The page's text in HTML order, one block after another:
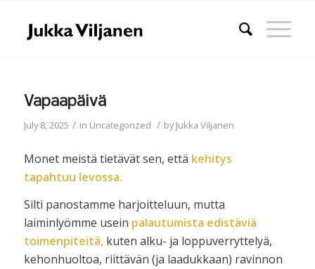
Vapaapäivä
July 8, 2025 / in Uncategorized / byJukka Viljanen
Monet meistä tietävät sen, että kehitys
tapahtuu levossa.
Silti panostamme harjoitteluun, mutta
laiminlyömme usein palautumista edistäviä
toimenpiteitä,kuten alku- ja loppuverryttelyä,
kehonhuoltoa, riittävän (ja laadukkaan) ravinnon